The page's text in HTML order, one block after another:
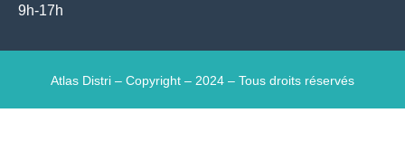
9h-17h
Atlas Distri – Copyright – 2024 – Tous droits réservés